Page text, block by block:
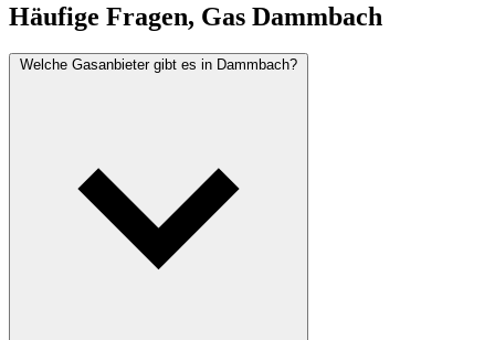
Häufige Fragen, Gas Dammbach
Welche Gasanbieter gibt es in Dammbach?